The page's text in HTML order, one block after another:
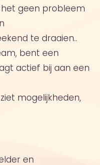
geen probleem
te draaien..
bent een
actief bij aan een
mogelijkheden,
en